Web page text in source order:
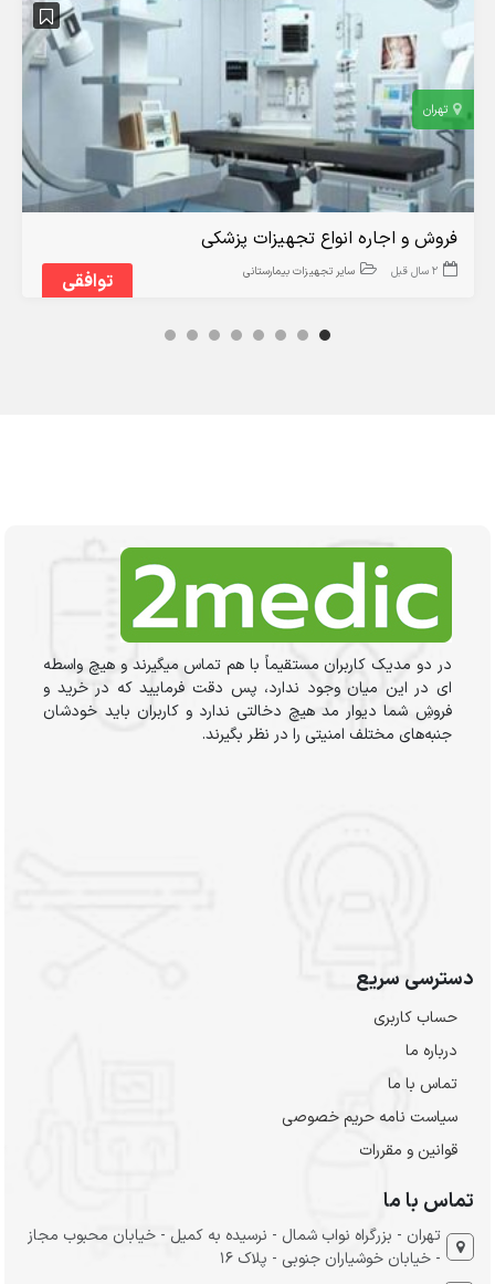
تهران
توافقی
فروش و اجاره انواع تجهیزات پزشکی
2 سال قبل سایر تجهیزات بیمارستانی
در دو مدیک کاربران مستقیماً با هم تماس میگیرند و هیچ واسطه
ای در این میان وجود ندارد، پس دقت فرمایید که در خرید و
فروشِ شما دیوار مد هیچ دخالتی ندارد و کاربران باید خودشان
جنبه‌های مختلف امنیتی را در نظر بگیرند.
دسترسی سریع
حساب کاربری
درباره ما
تماس با ما
سیاست نامه حریم خصوصی
قوانین و مقررات
تماس با ما
تهران - بزرگراه نواب شمال - نرسیده به کمیل - خیابان محبوب مجاز
- خیابان خوشیاران جنوبی - پلاک 16